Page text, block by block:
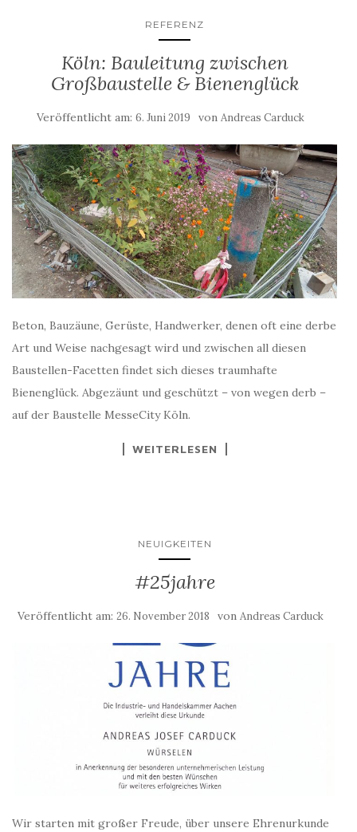
REFERENZ
Köln: Bauleitung zwischen
Großbaustelle & Bienenglück
Veröffentlicht am: 6. Juni 2019 von Andreas Carduck
Beton, Bauzäune, Gerüste, Handwerker, denen oft eine derbe
Art und Weise nachgesagt wird und zwischen all diesen
Baustellen-Facetten findet sich dieses traumhafte
Bienenglück. Abgezäunt und geschützt – von wegen derb –
auf der Baustelle MesseCity Köln.
WEITERLESEN
NEUIGKEITEN
#25jahre
Veröffentlicht am: 26. November 2018 von Andreas Carduck
Wir starten mit großer Freude, über unsere Ehrenurkunde